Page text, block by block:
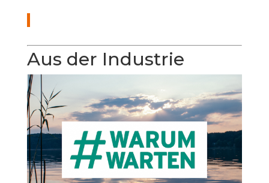
Aus der Industrie